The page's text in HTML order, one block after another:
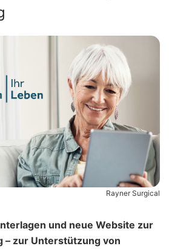
Rayner Surgical
und neue Website zur
– zur Unterstützung von